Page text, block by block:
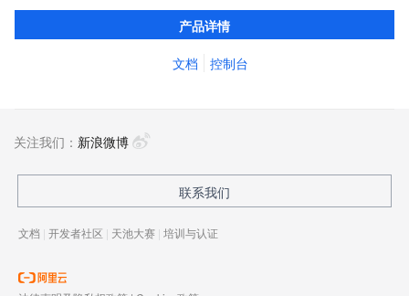
Use）、代码（CodeSpace）、移动端（Mobile Use）全覆盖的安
全沙箱环境，支持 SDK 和 MCP 接入，依托阿里云强大算力实现智
能体的高效调度与规模化运行。
产品详情
文档 控制台
关注我们： 新浪微博
联系我们
文档 | 开发者社区 | 天池大赛 | 培训与认证